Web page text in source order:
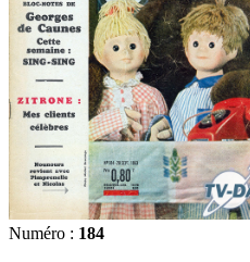
Numéro : 184